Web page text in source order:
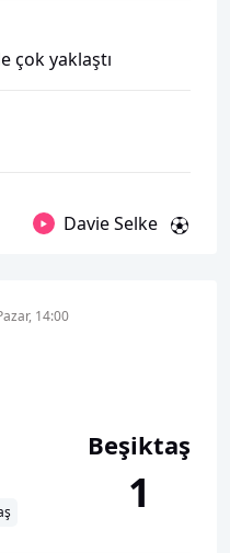
çok yaklaştı
Davie Selke
14:00
Beşiktaş
1